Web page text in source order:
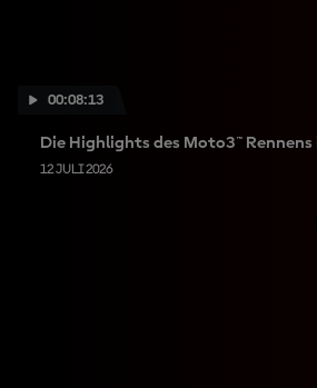
00:08:13
Die Highlights des Moto3™
12 JULI 2026